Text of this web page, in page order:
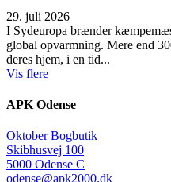
29. juli 2026
I Sydeuropa brænder
global opvarmning. Mere end
deres hjem, i en tid...
Vis flere
APK Odense
Oktober Bogbutik
Skibhusvej 100
5000 Odense C
odense@apk2000.dk